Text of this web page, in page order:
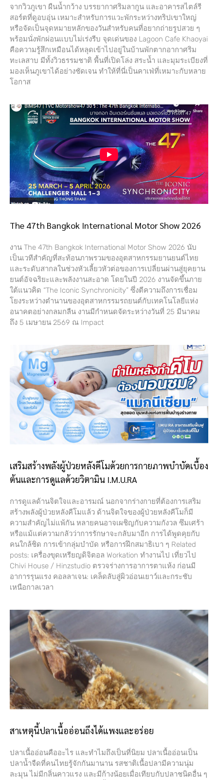
จากวิวภูเขา ผืนน้ำกว้าง บรรยากาศริมลากูน และอาคารสไตล์รี
สอร์ตที่ดูอบอุ่น เหมาะสำหรับการแวะพักระหว่างทริปเขาใหญ่
หรือจัดเป็นจุดหมายหลักของวันสำหรับคนที่อยากถ่ายรูปสวย ๆ
พร้อมนั่งพักผ่อนแบบไม่เร่งรีบ จุดเด่นของ Lagoon Cafe Khaoyai
คือความรู้สึกเหมือนได้หลุดเข้าไปอยู่ในบ้านพักตากอากาศริม
ทะเลสาบ มีทั้งวิวธรรมชาติ พื้นที่เปิดโล่ง สระน้ำ และมุมระเบียงที่
มองเห็นภูเขาได้อย่างชัดเจน ทำให้ที่นี่เป็นคาเฟ่ที่เหมาะกับหลาย
โอกาส
The 47th Bangkok International Motor Show 2026
งาน The 47th Bangkok International Motor Show 2026 นับ
เป็นเวทีสำคัญที่สะท้อนภาพรวมของอุตสาหกรรมยานยนต์ไทย
และระดับสากลในช่วงหัวเลี้ยวหัวต่อของการเปลี่ยนผ่านสู่ยุคยาน
ยนต์อัจฉริยะและพลังงานสะอาด โดยในปี 2026 งานจัดขึ้นภาย
ใต้แนวคิด “The Iconic Synchronicity” ซึ่งตีความถึงการเชื่อม
โยงระหว่างตำนานของอุตสาหกรรมรถยนต์กับเทคโนโลยีแห่ง
อนาคตอย่างกลมกลืน งานมีกำหนดจัดระหว่างวันที่ 25 มีนาคม
ถึง 5 เมษายน 2569 ณ Impact
เสริมสร้างพลังผู้ป่วยหลังคีโมด้วยการกายภาพบำบัดเบื้อง
ต้นและการดูแลด้วยวิตามิน I.M.U.RA
การดูแลด้านจิตใจและอารมณ์ นอกจากร่างกายที่ต้องการเสริม
สร้างพลังผู้ป่วยหลังคีโมแล้ว ด้านจิตใจของผู้ป่วยหลังคีโมก็มี
ความสำคัญไม่แพ้กัน หลายคนอาจเผชิญกับความกังวล ซึมเศร้า
หรือแม้แต่ความกลัวว่าการรักษาจะกลับมาอีก การได้พูดคุยกับ
คนใกล้ชิด การเข้ากลุ่มบำบัด หรือการฝึกสมาธิเบา ๆ Related
posts: เครื่องขุดเหรียญดิจิตอล Workation ทำงานไป เที่ยวไป
Chivi House / Hinzstudio ตรวจร่างการอาการตาแห้ง ก่อนมี
อาการรุนแรง คอลลาเจน: เคล็ดลับสู่ผิวอ่อนเยาว์และกระชับ
เหนือกาลเวลา
สาเหตุนี้ปลาเนื้ออ่อนถึงได้แพงและอร่อย
ปลาเนื้ออ่อนคืออะไร และทำไมถึงเป็นที่นิยม ปลาเนื้ออ่อนเป็น
ปลาน้ำจืดที่คนไทยรู้จักกันมานาน รสชาติเนื้อปลามีความนุ่ม
ละมุน ไม่มีกลิ่นคาวแรง และมีก้างน้อยเมื่อเทียบกับปลาชนิดอื่น ๆ